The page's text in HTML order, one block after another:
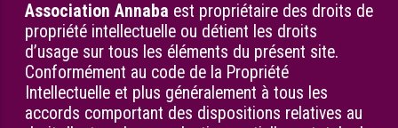
Association Annaba est propriétaire des droits de
propriété intellectuelle ou détient les droits
d’usage sur tous les éléments du présent site.
Conformément au code de la Propriété
Intellectuelle et plus généralement à tous les
accords comportant des dispositions relatives au